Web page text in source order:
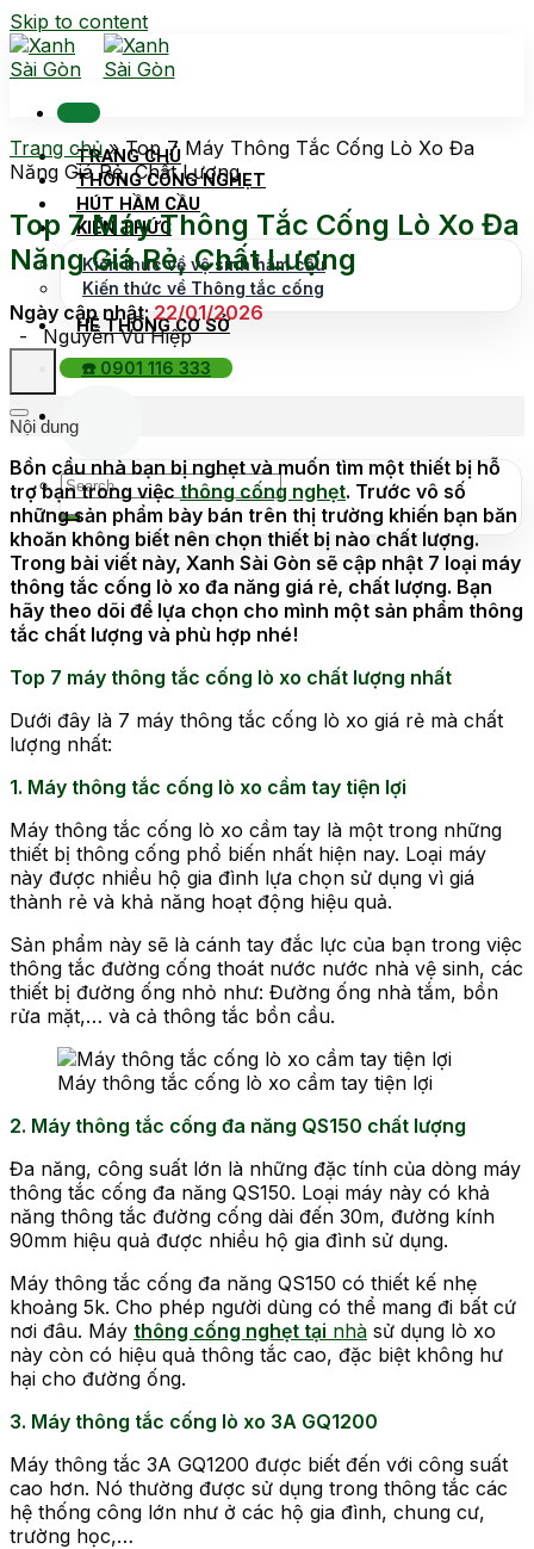
Skip to content
TRANG CHỦ
THÔNG CỐNG NGHẸT
HÚT HẦM CẦU
KIẾN THỨC
Kiến thức về vệ sinh hầm cầu
Kiến thức về Thông tắc cống
HỆ THỐNG CƠ SỞ
☎️ 0901 116 333
Trang chủ»Top 7 Máy Thông Tắc Cống Lò Xo Đa
Năng Giá Rẻ, Chất Lượng
Top 7 Máy Thông Tắc Cống Lò Xo Đa
Năng Giá Rẻ, Chất Lượng
Ngày cập nhật:22/01/2026
- Nguyễn Vũ Hiệp
Nội dung
Bồn cầu nhà bạn bị nghẹt và muốn tìm một thiết bị hỗ
trợ bạn trong việc thông cống nghẹt. Trước vô số
những sản phẩm bày bán trên thị trường khiến bạn băn
khoăn không biết nên chọn thiết bị nào chất lượng.
Trong bài viết này, Xanh Sài Gòn sẽ cập nhật 7 loại máy
thông tắc cống lò xo đa năng giá rẻ, chất lượng. Bạn
hãy theo dõi để lựa chọn cho mình một sản phẩm thông
tắc chất lượng và phù hợp nhé!
Top 7 máy thông tắc cống lò xo chất lượng nhất
Dưới đây là 7 máy thông tắc cống lò xo giá rẻ mà chất
lượng nhất:
1. Máy thông tắc cống lò xo cầm tay tiện lợi
Máy thông tắc cống lò xo cầm tay là một trong những
thiết bị thông cống phổ biến nhất hiện nay. Loại máy
này được nhiều hộ gia đình lựa chọn sử dụng vì giá
thành rẻ và khả năng hoạt động hiệu quả.
Sản phẩm này sẽ là cánh tay đắc lực của bạn trong việc
thông tắc đường cống thoát nước nước nhà vệ sinh, các
thiết bị đường ống nhỏ như: Đường ống nhà tắm, bồn
rửa mặt,… và cả thông tắc bồn cầu.
Máy thông tắc cống lò xo cầm tay tiện lợi
2. Máy thông tắc cống đa năng QS150 chất lượng
Đa năng, công suất lớn là những đặc tính của dòng máy
thông tắc cống đa năng QS150. Loại máy này có khả
năng thông tắc đường cống dài đến 30m, đường kính
90mm hiệu quả được nhiều hộ gia đình sử dụng.
Máy thông tắc cống đa năng QS150 có thiết kế nhẹ
khoảng 5k. Cho phép người dùng có thể mang đi bất cứ
nơi đâu. Máy thông cống nghẹt tại nhà sử dụng lò xo
này còn có hiệu quả thông tắc cao, đặc biệt không hư
hại cho đường ống.
3. Máy thông tắc cống lò xo 3A GQ1200
Máy thông tắc 3A GQ1200 được biết đến với công suất
cao hơn. Nó thường được sử dụng trong thông tắc các
hệ thống công lớn như ở các hộ gia đình, chung cư,
trường học,…